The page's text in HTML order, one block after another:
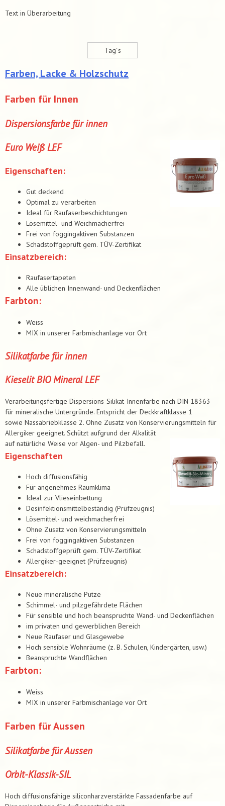
Text in Überarbeitung
Tag´s
Farben, Lacke & Holzschutz
Farben für Innen
Dispersionsfarbe für innen
Euro Weiß LEF
Eigenschaften:
Gut deckend
Optimal zu verarbeiten
Ideal für Raufaserbeschichtungen
Lösemittel- und Weichmacherfrei
Frei von foggingaktiven Substanzen
Schadstoffgeprüft gem. TÜV-Zertifikat
Einsatzbereich:
Raufasertapeten
Alle üblichen Innenwand- und Deckenflächen
Farbton:
Weiss
MIX in unserer Farbmischanlage vor Ort
Silikatfarbe für innen
Kieselit BIO Mineral LEF
Verarbeitungsfertige Dispersions-Silikat-Innenfarbe nach DIN 18363
für mineralische Untergründe. Entspricht der Deckkraftklasse 1
sowie Nassabriebklasse 2. Ohne Zusatz von Konservierungsmitteln für
Allergiker geeignet. Schützt aufgrund der Alkalität
auf natürliche Weise vor Algen- und Pilzbefall.
Eigenschaften
Hoch diffusionsfähig
Für angenehmes Raumklima
Ideal zur Vlieseinbettung
Desinfektionsmittelbeständig (Prüfzeugnis)
Lösemittel- und weichmacherfrei
Ohne Zusatz von Konservierungsmitteln
Frei von foggingaktiven Substanzen
Schadstoffgeprüft gem. TÜV-Zertifikat
Allergiker-geeignet (Prüfzeugnis)
Einsatzbereich:
Neue mineralische Putze
Schimmel- und pilzgefährdete Flächen
Für sensible und hoch beanspruchte Wand- und Deckenflächen
im privaten und gewerblichen Bereich
Neue Raufaser und Glasgewebe
Hoch sensible Wohnräume (z. B. Schulen, Kindergärten, usw.)
Beanspruchte Wandflächen
Farbton:
Weiss
MIX in unserer Farbmischanlage vor Ort
Farben für Aussen
Silikatfarbe für Aussen
Orbit-Klassik-SIL
Hoch diffusionsfähige siliconharzverstärkte Fassadenfarbe auf